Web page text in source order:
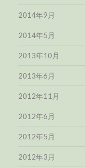
2014年9月
2014年5月
2013年10月
2013年6月
2012年11月
2012年6月
2012年5月
2012年3月